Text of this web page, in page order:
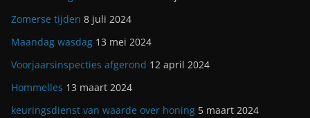
Zomerse tijden 8 juli 2024
Maandag wasdag 13 mei 2024
Voorjaarsinspecties afgerond 12 april 2024
Hommelles 13 maart 2024
keuringsdienst van waarde over honing 5 maart 2024